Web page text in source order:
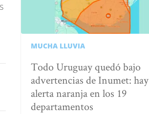
MUCHA LLUVIA
Todo Uruguay quedó bajo
advertencias de Inumet: hay
alerta naranja en los 19
departamentos